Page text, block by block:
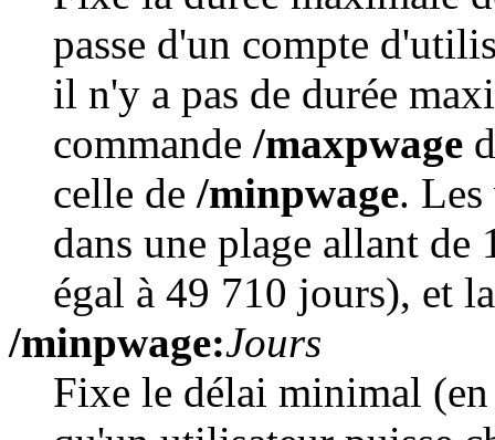
passe d'un compte
il n'y a pas de durée
commande /maxpwage
celle de /minpwage. Les
dans une plage allant de
égal à 49 710 jours), et
/minpwage:Jours
Fixe le délai minimal